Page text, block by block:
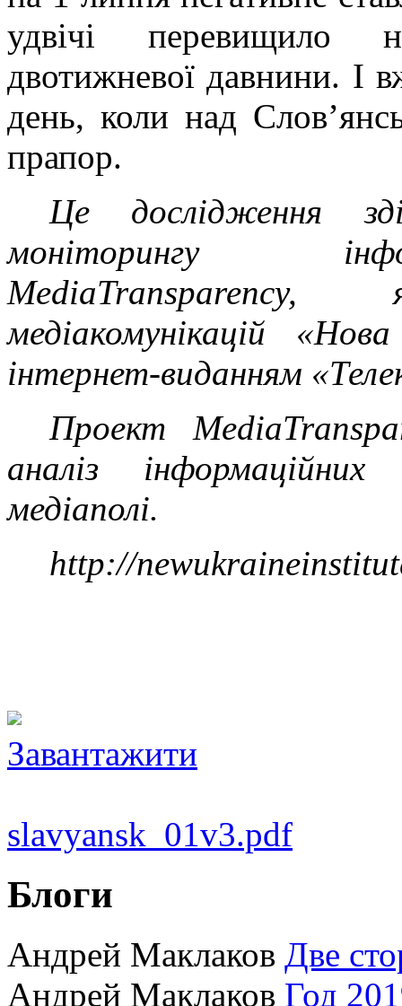
удвічі перевищило
двотижневої давнини. І
день, коли над
прапор.
Це дослідження
моніторингу
медіакомунікацій
інтернет-виданням
Проект
аналіз
медіаполі.
http://
Завантажити
slavyansk_01v3.pdf
Блоги
Андрей Маклаков Две
Андрей Маклаков Год